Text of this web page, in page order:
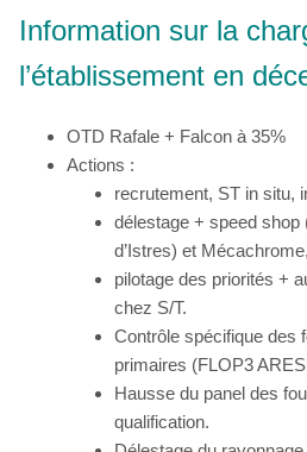
Information sur la
l’établissement en
OTD Rafale + Falcon à 35%
Actions :
recrutement, ST in situ,
délestage + speed
d’Istres) et Mécachrome,
pilotage des priorités +
chez S/T.
Contrôle spécifique des
primaires (FLOP3
Hausse du panel des
qualification.